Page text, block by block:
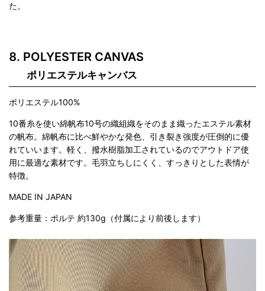
た。
POLYESTER CANVAS
ポリエステルキャンバス
ポリエステル100%
10番糸を使い綿帆布10号の織組織をそのまま織ったエステル素材
の帆布。綿帆布に比べ鮮やかな発色、引き裂き強度が圧倒的に優
れていいます。軽く、撥水樹脂加工されているのでアウトドア使
用に最適な素材です。毛羽立ちしにくく、すっきりとした表情が
特徴。
MADE IN JAPAN
参考重量：ポルテ 約130g（付属により前後します）